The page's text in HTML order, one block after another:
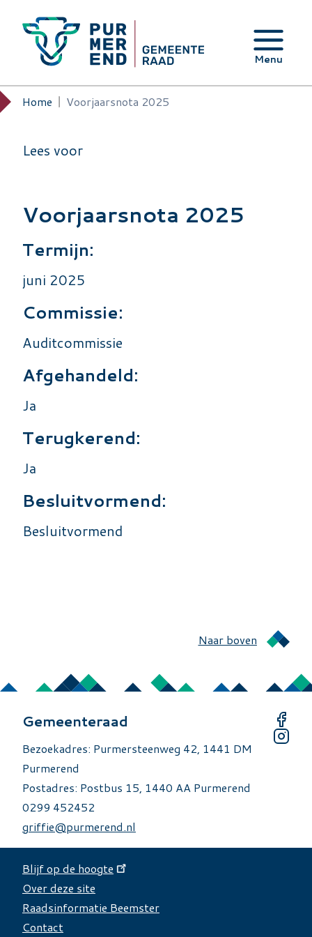
Menu
Kruimelpad
Home Voorjaarsnota 2025
Lees voor
Voorjaarsnota 2025
Termijn:
juni 2025
Commissie:
Auditcommissie
Afgehandeld:
Ja
Terugkerend:
Ja
Besluitvormend:
Besluitvormend
Naar boven
Gemeenteraad
Bezoekadres: Purmersteenweg 42, 1441 DM
Purmerend
Postadres: Postbus 15, 1440 AA Purmerend
0299 452452
griffie@purmerend.nl
Over deze site
Blijf op de hoogte
Over deze site
Raadsinformatie Beemster
Contact